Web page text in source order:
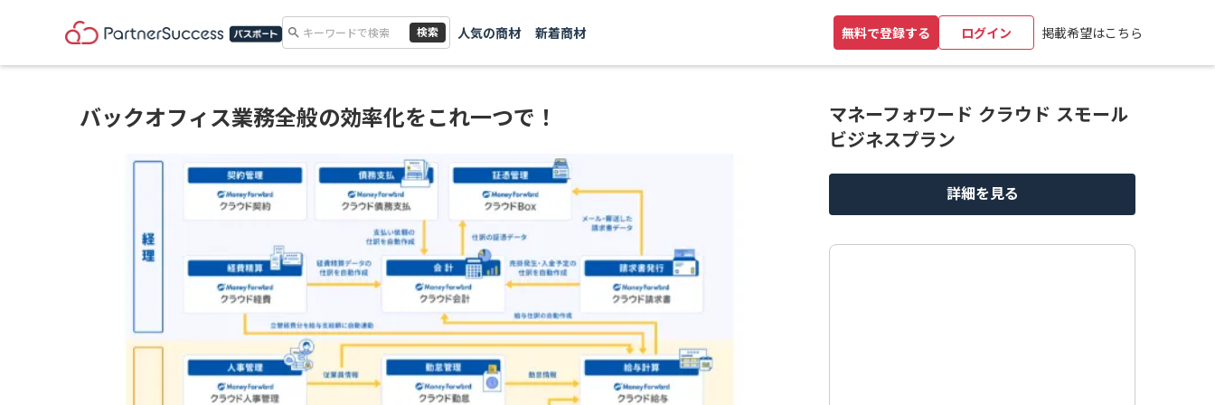
バックオフィス業務全般の効率化をこれ一つで！
マネーフォワード クラウド スモール
ビジネスプラン
詳細を見る
search 検索 人気の商材 新着商材 無料で登録する ログイン 掲載希望はこちら